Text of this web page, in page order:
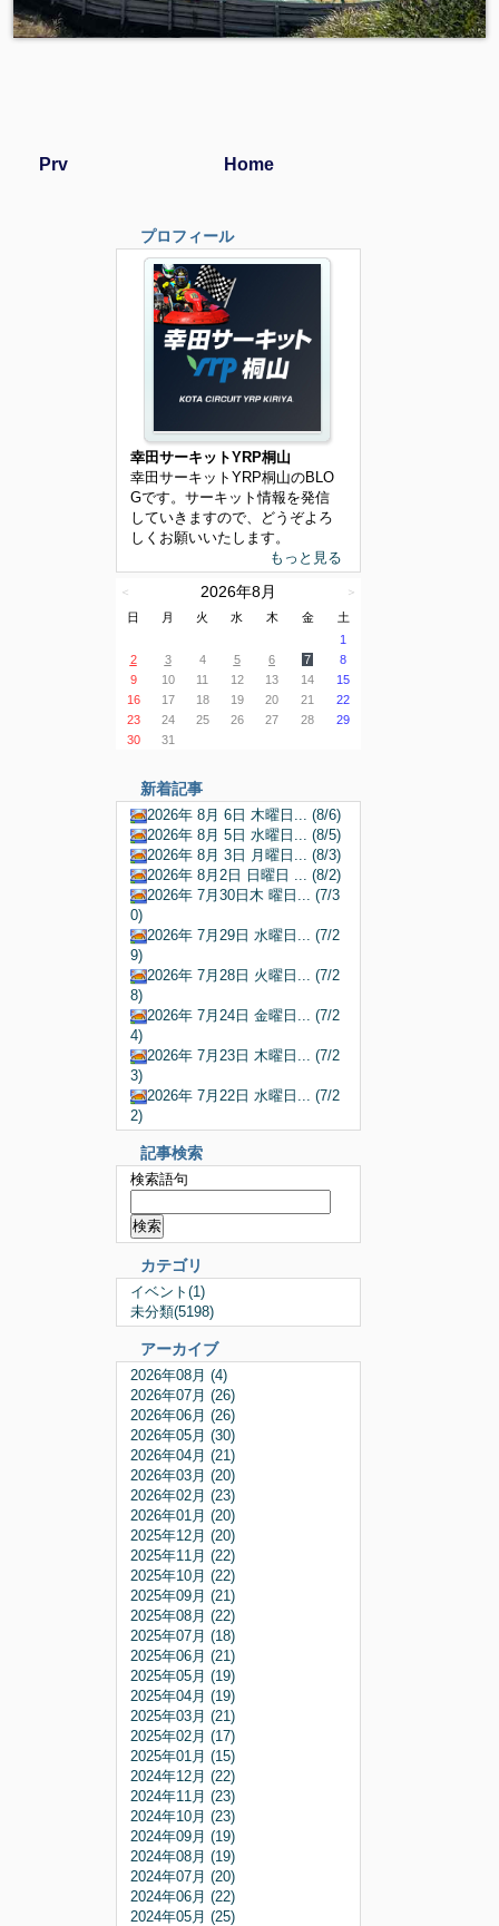
Prv Home
プロフィール
幸田サーキットYRP桐山
幸田サーキットYRP桐山のBLO
Gです。サーキット情報を発信
していきますので、どうぞよろ
しくお願いいたします。
もっと見る
＜ 2026年8月
＞
日
月 火 水 木 金
土
1
2
3 4 5 6 7
8
9
10 11 12 13 14
15
16
17 18 19 20 21
22
23
24 25 26 27 28
29
30
31
新着記事
2026年 8月 6日 木曜日... (8/6)
2026年 8月 5日 水曜日... (8/5)
2026年 8月 3日 月曜日... (8/3)
2026年 8月2日 日曜日 ... (8/2)
2026年 7月30日木 曜日... (7/3
0)
2026年 7月29日 水曜日... (7/2
9)
2026年 7月28日 火曜日... (7/2
8)
2026年 7月24日 金曜日... (7/2
4)
2026年 7月23日 木曜日... (7/2
3)
2026年 7月22日 水曜日... (7/2
2)
記事検索
検索語句
カテゴリ
イベント(1)
未分類(5198)
アーカイブ
2026年08月 (4)
2026年07月 (26)
2026年06月 (26)
2026年05月 (30)
2026年04月 (21)
2026年03月 (20)
2026年02月 (23)
2026年01月 (20)
2025年12月 (20)
2025年11月 (22)
2025年10月 (22)
2025年09月 (21)
2025年08月 (22)
2025年07月 (18)
2025年06月 (21)
2025年05月 (19)
2025年04月 (19)
2025年03月 (21)
2025年02月 (17)
2025年01月 (15)
2024年12月 (22)
2024年11月 (23)
2024年10月 (23)
2024年09月 (19)
2024年08月 (19)
2024年07月 (20)
2024年06月 (22)
2024年05月 (25)